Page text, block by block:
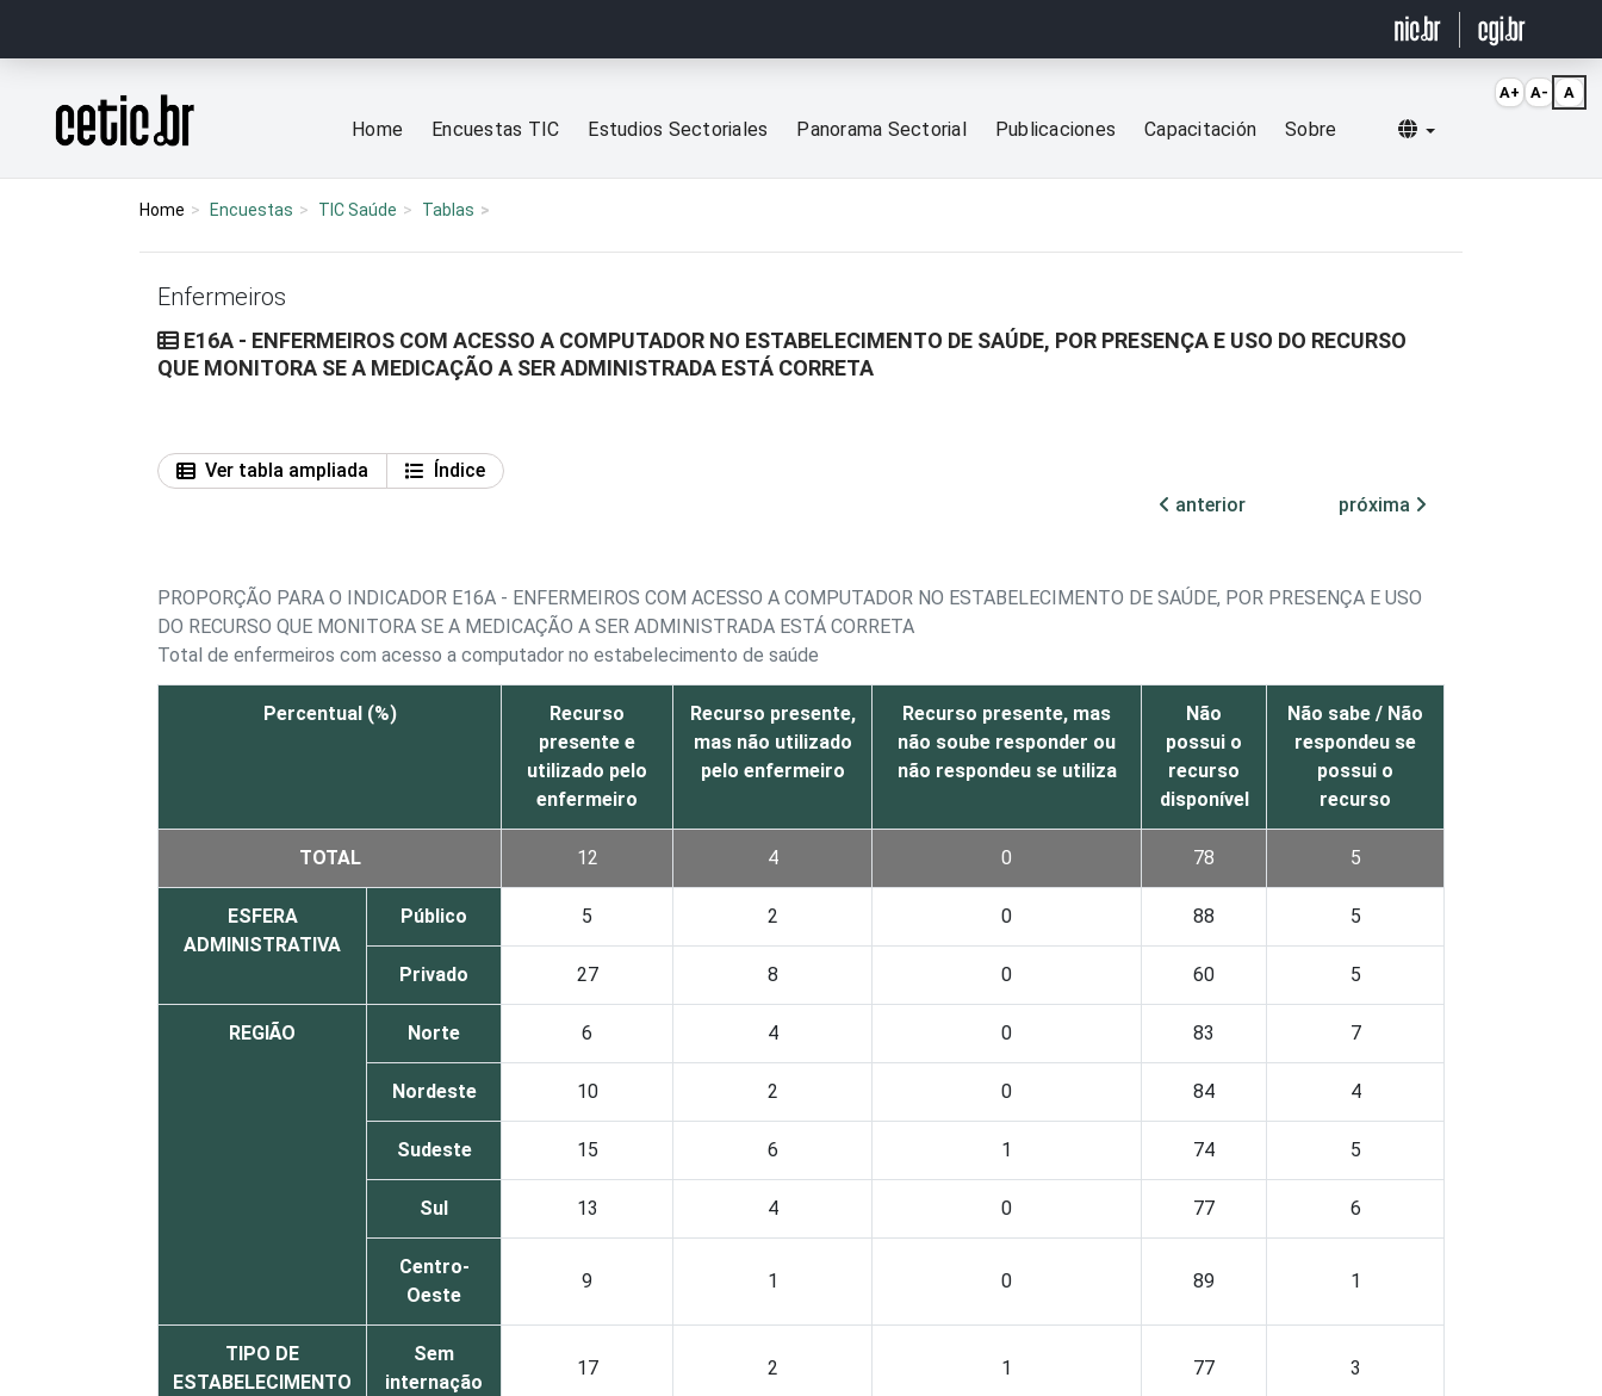
Página inicial
Home Encuestas TIC Estudios Sectoriales Panorama Sectorial Publicaciones Capacitación Sobre Selecionar idioma
Home Encuestas TIC Saúde Tablas
Enfermeiros
E16A - ENFERMEIROS COM ACESSO A COMPUTADOR NO ESTABELECIMENTO DE SAÚDE, POR PRESENÇA E USO DO RECURSO
QUE MONITORA SE A MEDICAÇÃO A SER ADMINISTRADA ESTÁ CORRETA
Ver tabla ampliada
Índice
anterior
próxima
PROPORÇÃO PARA O INDICADOR E16A - ENFERMEIROS COM ACESSO A COMPUTADOR NO ESTABELECIMENTO DE SAÚDE, POR PRESENÇA E USO
DO RECURSO QUE MONITORA SE A MEDICAÇÃO A SER ADMINISTRADA ESTÁ CORRETA
Total de enfermeiros com acesso a computador no estabelecimento de saúde
Percentual (%)
Recurso
presente e
utilizado pelo
enfermeiro
Recurso presente,
mas não utilizado
pelo enfermeiro
Recurso presente, mas
não soube responder ou
não respondeu se utiliza
Não
possui o
recurso
disponível
Não sabe / Não
respondeu se
possui o
recurso
TOTAL 12 4 0 78 5
ESFERA
ADMINISTRATIVA
Público 5 2 0 88 5
Privado 27 8 0 60 5
REGIÃO Norte 6 4 0 83 7
Nordeste 10 2 0 84 4
Sudeste 15 6 1 74 5
Sul 13 4 0 77 6
Centro-
Oeste
9 1 0 89 1
TIPO DE
ESTABELECIMENTO
Sem
internação
17 2 1 77 3
A+ A- A